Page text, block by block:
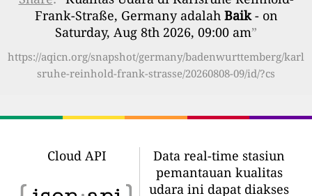
Frank-Straße, Germany adalah Baik- on
Saturday, Aug 8th 2026, 09:00 am”
https://aqicn.org/snapshot/germany/badenwurttemberg/karl
sruhe-reinhold-frank-strasse/20260808-09/id/?cs
Cloud API
Data real-time stasiun
pemantauan kualitas
udara ini dapat diakses